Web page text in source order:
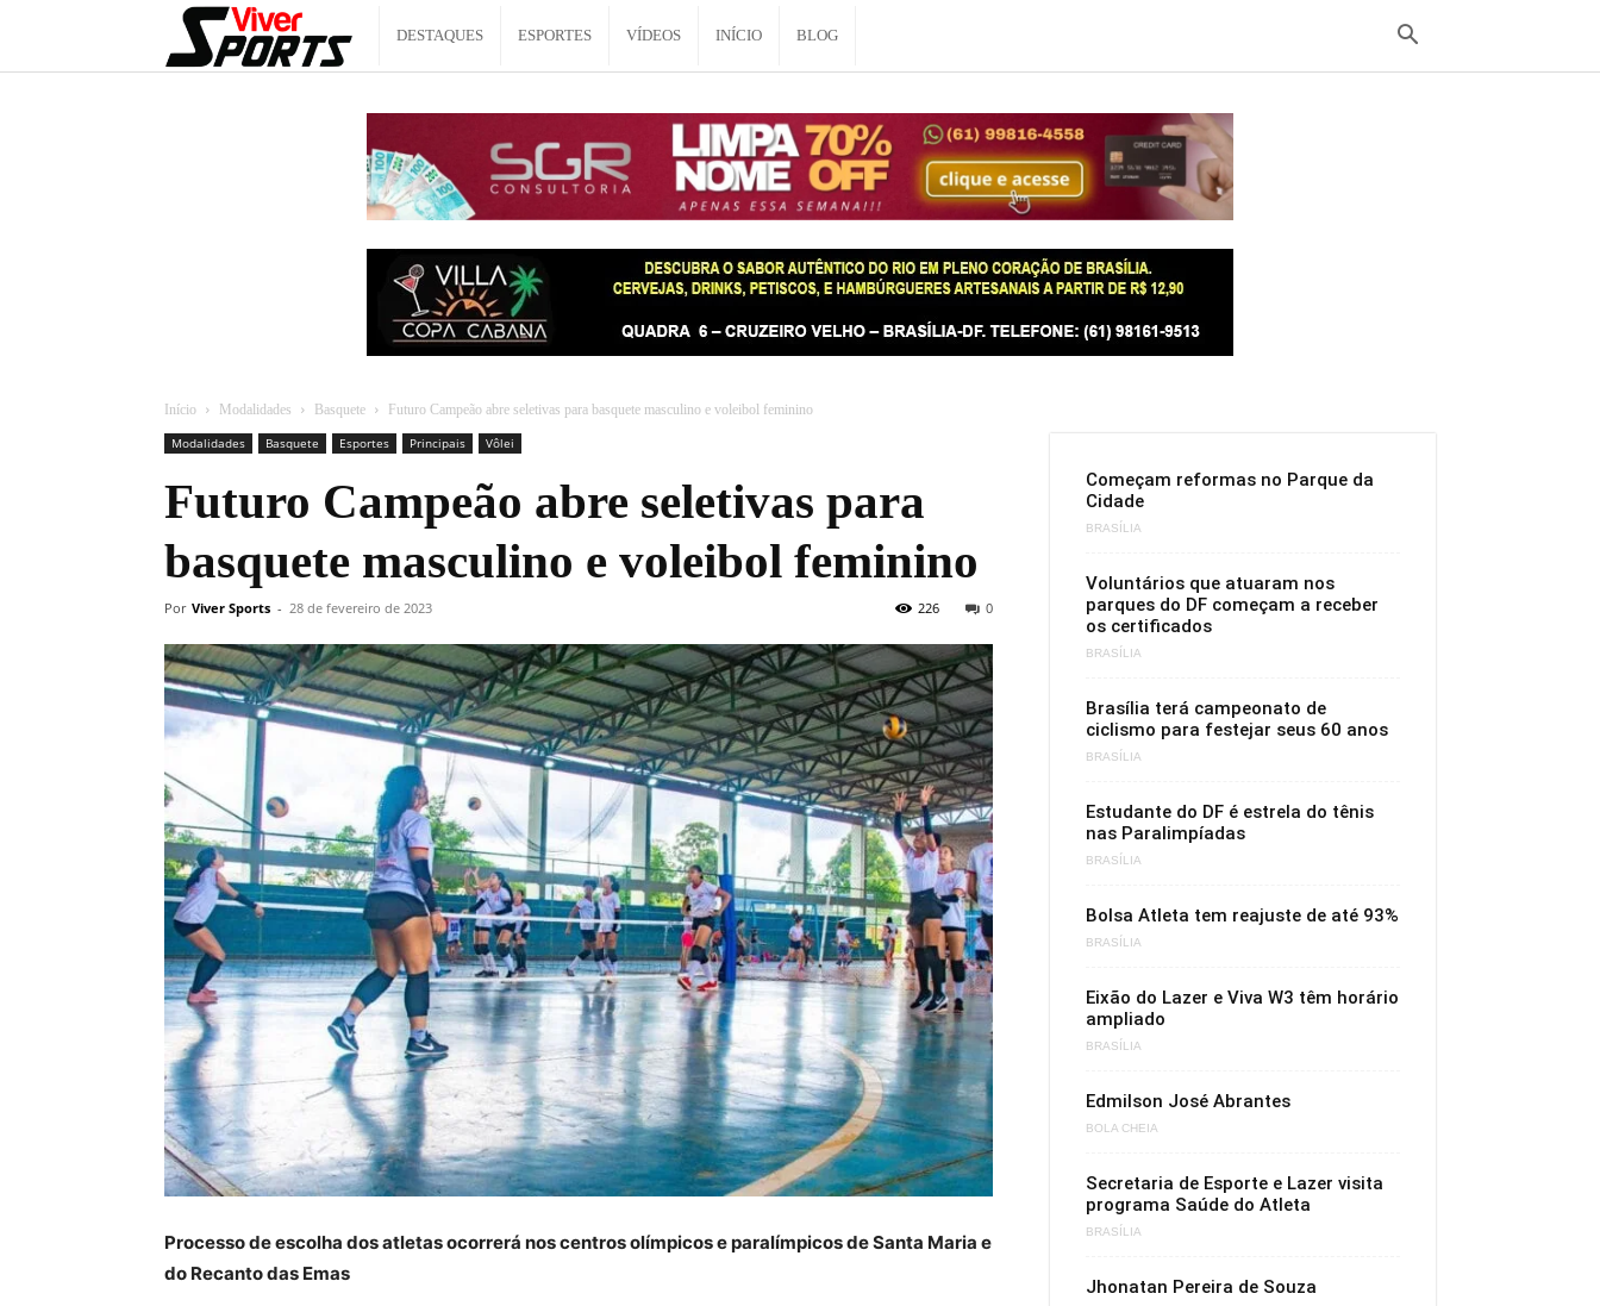
Viver
DESTAQUES ESPORTES VÍDEOS INÍCIO BLOG
Início Modalidades Basquete
Futuro Campeão abre seletivas para basquete masculino e voleibol feminino
Modalidades
Basquete Esportes Principais Vôlei
Futuro Campeão abre seletivas para
basquete masculino e voleibol feminino
Por Viver Sports - 28 de fevereiro de 2023 0
226
Processo de escolha dos atletas ocorrerá nos centros olímpicos e paralímpicos de Santa Maria e
do Recanto das Emas
Começam reformas no Parque da
Cidade
BRASÍLIA
Voluntários que atuaram nos
parques do DF começam a receber
os certificados
BRASÍLIA
Brasília terá campeonato de
ciclismo para festejar seus 60 anos
BRASÍLIA
Estudante do DF é estrela do tênis
nas Paralimpíadas
BRASÍLIA
Bolsa Atleta tem reajuste de até 93%
BRASÍLIA
Eixão do Lazer e Viva W3 têm horário
ampliado
BRASÍLIA
Edmilson José Abrantes
BOLA CHEIA
Secretaria de Esporte e Lazer visita
programa Saúde do Atleta
BRASÍLIA
Jhonatan Pereira de Souza